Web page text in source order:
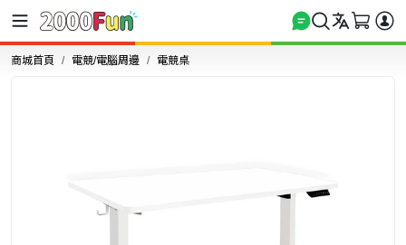
商城首頁 電競/電腦周邊 電競桌